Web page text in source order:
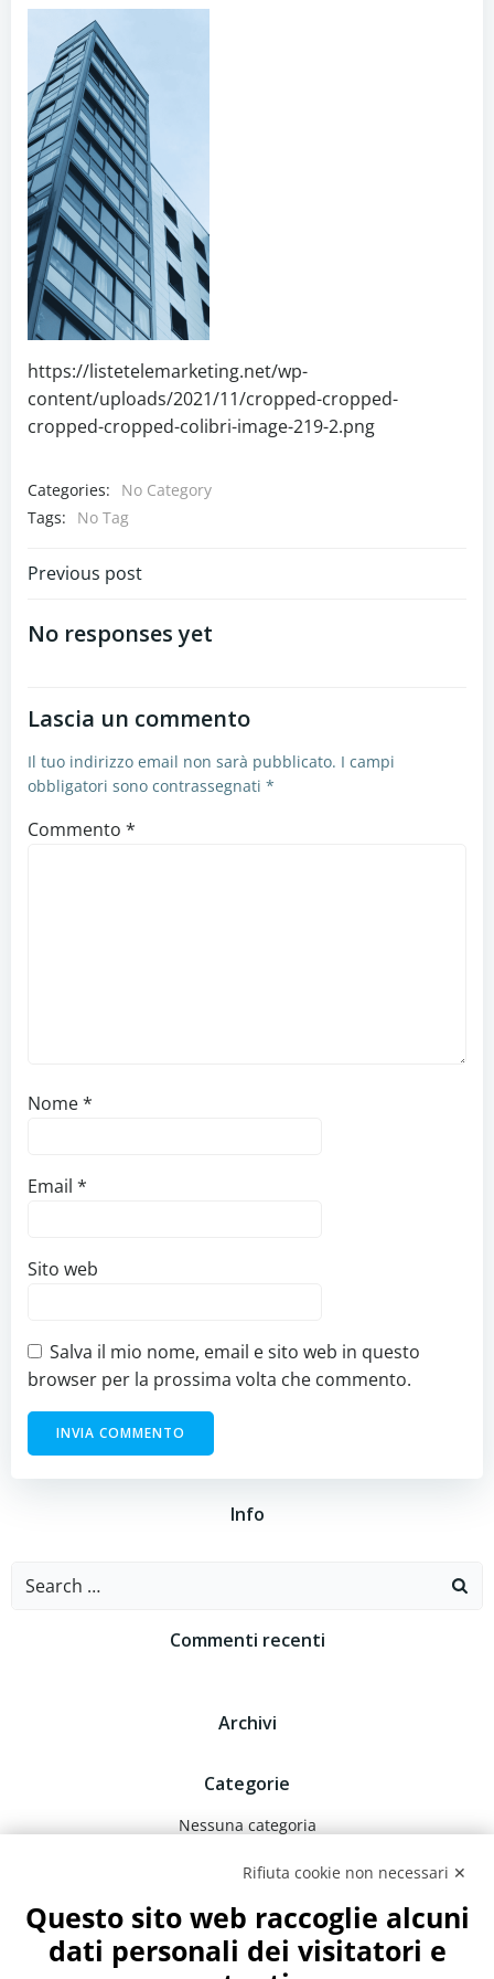
https://listetelemarketing.net/wp-
content/uploads/2021/11/cropped-cropped-
cropped-cropped-colibri-image-219-2.png
Categories:
No Category
Tags:
No Tag
Navigazione
articoli
Previous post
No responses yet
Lascia un commento
Il tuo indirizzo email non sarà pubblicato. I campi
obbligatori sono contrassegnati *
Commento *
Nome*
Email *
Sito web
Salva il mio nome, email e sito web in questo
browser per la prossima volta che commento.
Info
Search
Commenti recenti
Archivi
Categorie
Nessuna categoria
Meta
Accedi
Feed dei contenuti
Rifiuta cookie non necessari ✕
Questo sito web raccoglie alcuni
dati personali dei visitatori e